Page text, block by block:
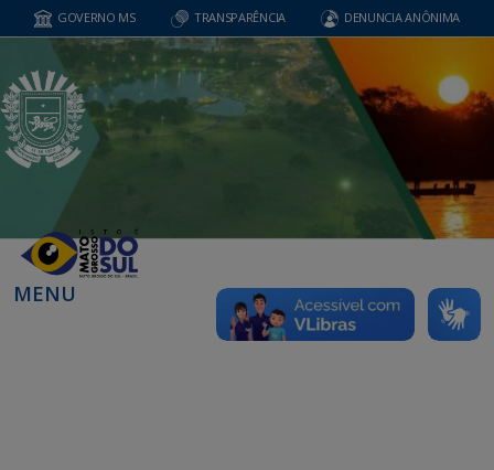
GOVERNO MS TRANSPARÊNCIA DENUNCIA ANÔNIMA
MENU